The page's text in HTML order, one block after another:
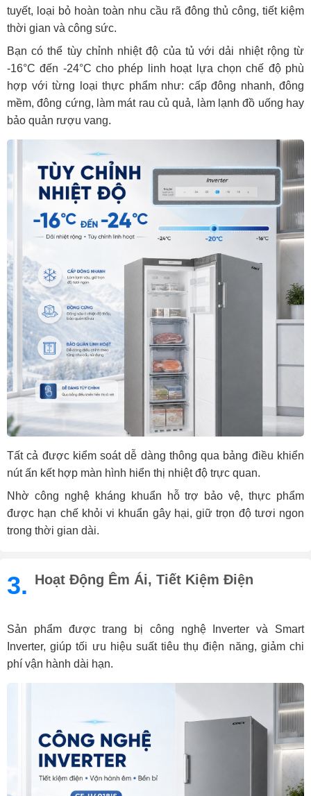
tuyết, loại bỏ hoàn toàn nhu cầu rã đông thủ công, tiết kiệm
thời gian và công sức.
Bạn có thể tùy chỉnh nhiệt độ của tủ với dải nhiệt rộng từ
-16°C đến -24°C cho phép linh hoạt lựa chọn chế độ phù
hợp với từng loại thực phẩm như: cấp đông nhanh, đông
mềm, đông cứng, làm mát rau củ quả, làm lạnh đồ uống hay
bảo quản rượu vang.
Tất cả được kiểm soát dễ dàng thông qua bảng điều khiển
nút ấn kết hợp màn hình hiển thị nhiệt độ trực quan.
Nhờ công nghệ kháng khuẩn hỗ trợ bảo vệ, thực phẩm
được hạn chế khỏi vi khuẩn gây hại, giữ trọn độ tươi ngon
trong thời gian dài.
3. Hoạt Động Êm Ái, Tiết Kiệm Điện
Sản phẩm được trang bị công nghệ Inverter và Smart
Inverter, giúp tối ưu hiệu suất tiêu thụ điện năng, giảm chi
phí vận hành dài hạn.